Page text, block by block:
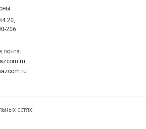
20,
206
почта:
сетях: